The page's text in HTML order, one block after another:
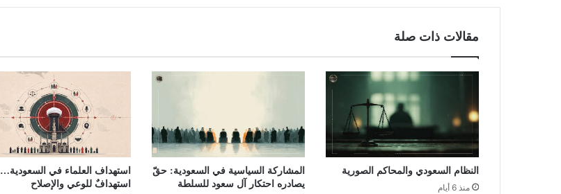
مقالات ذات صلة
النظام السعودي والمحاكم الصورية
منذ 6 أيام
المشاركة السياسية في السعودية: حقّ
يصادره احتكار آل سعود للسلطة
استهداف العلماء في السعودية…
استهدافٌ للوعي والإصلاح